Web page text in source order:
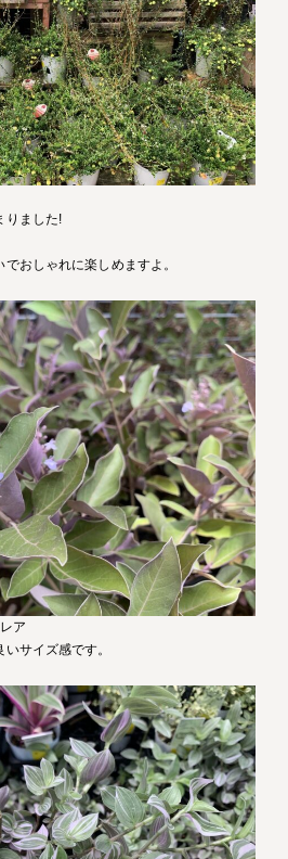
りました!
おしゃれに楽しめますよ。
ア
サイズ感です。